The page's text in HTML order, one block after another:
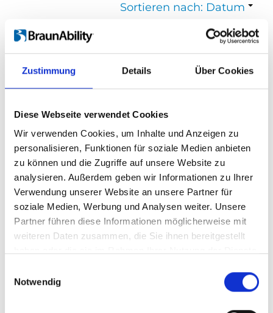
Zustimmung Details Über Cookies
Diese Webseite verwendet Cookies
Wir verwenden Cookies, um Inhalte und Anzeigen zu
personalisieren, Funktionen für soziale Medien anbieten
zu können und die Zugriffe auf unsere Website zu
analysieren. Außerdem geben wir Informationen zu Ihrer
Verwendung unserer Website an unsere Partner für
soziale Medien, Werbung und Analysen weiter. Unsere
Partner führen diese Informationen möglicherweise mit
weiteren Daten zusammen, die Sie ihnen bereitgestellt
Notwendig
Sortieren nach: Datum
Zurück
Wenn Sie nach einem Video zu einem bestimmten Produkt
Menü auf der linken Seite auswählen. Bitte beachten Sie, dass es
nicht zu allen Produkten eigene Videos gibt.
Einbetten
Unter jedem Video finden Sie einen Code, mit dem Sie das Video
auf Ihrer Webseite einbetten können.
Abonnieren
Abonnieren Sie hier unseren YouTube-Kanal, um sofort
benachrichtigt zu werden, wenn wir ein neues Video hochladen.